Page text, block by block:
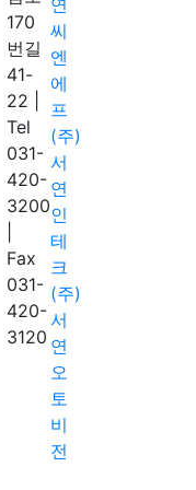
170
번길
41-
22
Tel
031-
420-
3200
Fax
031-
420-
3120
씨
엔
에
프
(주)
서
연
인
테
크
(주)
서
연
오
토
비
전